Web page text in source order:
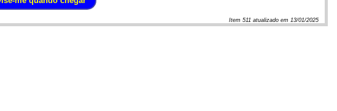
Item511 atualizado em 13/01/2025